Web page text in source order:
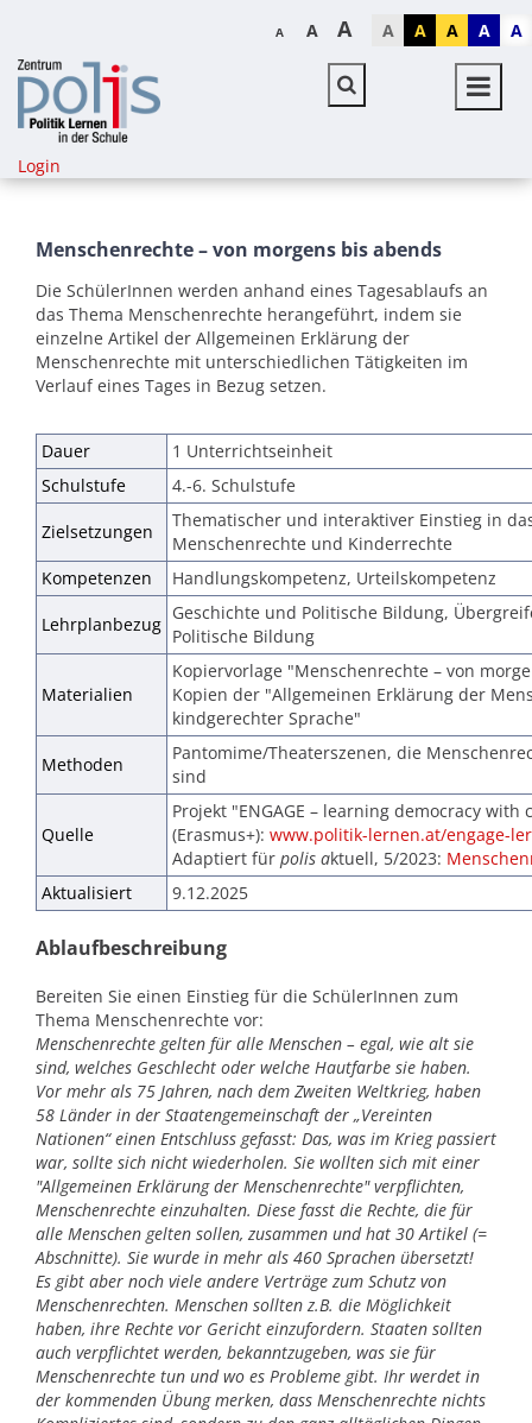
A A A A A A A A
Login
Menschenrechte – von morgens bis abends
Die SchülerInnen werden anhand eines Tagesablaufs an
das Thema Menschenrechte herangeführt, indem sie
einzelne Artikel der Allgemeinen Erklärung der
Menschenrechte mit unterschiedlichen Tätigkeiten im
Verlauf eines Tages in Bezug setzen.
Dauer
1 Unterrichtseinheit
Schulstufe
4.-6. Schulstufe
Zielsetzungen
Thematischer und interaktiver Einstieg in
Menschenrechte und Kinderrechte
Kompetenzen
Handlungskompetenz, Urteilskompetenz
Lehrplanbezug
Geschichte und Politische Bildung,
Politische Bildung
Materialien
Kopiervorlage "Menschenrechte – von
Kopien der "Allgemeinen Erklärung der
kindgerechter Sprache"
Methoden
Pantomime/Theaterszenen, die
sind
Quelle
Projekt "ENGAGE – learning democracy with
(Erasmus+): www.politik-lernen.at/engage-
Adaptiert für polis aktuell, 5/2023:
Aktualisiert
9.12.2025
Ablaufbeschreibung
Bereiten Sie einen Einstieg für die SchülerInnen zum
Thema Menschenrechte vor:
Menschenrechte gelten für alle Menschen – egal, wie alt sie
sind, welches Geschlecht oder welche Hautfarbe sie haben.
Vor mehr als 75 Jahren, nach dem Zweiten Weltkrieg, haben
58 Länder in der Staatengemeinschaft der „Vereinten
Nationen“ einen Entschluss gefasst: Das, was im Krieg passiert
war, sollte sich nicht wiederholen. Sie wollten sich mit einer
"Allgemeinen Erklärung der Menschenrechte" verpflichten,
Menschenrechte einzuhalten. Diese fasst die Rechte, die für
alle Menschen gelten sollen, zusammen und hat 30 Artikel (=
Abschnitte). Sie wurde in mehr als 460 Sprachen übersetzt!
Es gibt aber noch viele andere Verträge zum Schutz von
Menschenrechten. Menschen sollten z.B. die Möglichkeit
haben, ihre Rechte vor Gericht einzufordern. Staaten sollten
auch verpflichtet werden, bekanntzugeben, was sie für
Menschenrechte tun und wo es Probleme gibt. Ihr werdet in
der kommenden Übung merken, dass Menschenrechte nichts